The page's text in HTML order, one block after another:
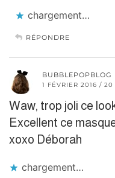
chargement…
RÉPONDRE
BUBBLEPOPBLOG
1 FÉVRIER 2016 /
Waw, trop joli ce
Excellent ce
xoxo Déborah
chargement…